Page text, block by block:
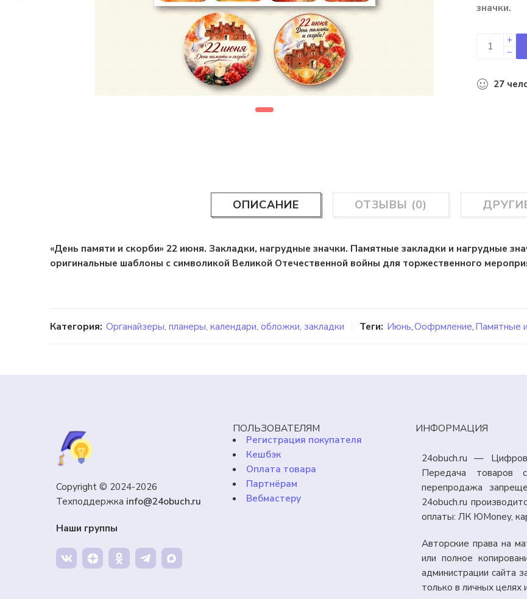
значки.
27
ОПИСАНИЕ ОТЗЫВЫ (0)
«День памяти и скорби» 22 июня. Закладки, нагрудные значки. Памятные закладки и нагрудные
оригинальные шаблоны с символикой Великой Отечественной войны для торжественного
Категория: Органайзеры, планеры, календари, обложки, закладки Теги: Июнь,Оофрмление,Памятные
Copyright © 2024-2026
Техподдержка info@24obuch.ru
Наши группы
ПОЛЬЗОВАТЕЛЯМ
Регистрация покупателя
Кешбэк
Оплата товара
Партнёрам
Вебмастеру
ИНФОРМАЦИЯ
24obuch.ru —
Передача товаров
перепродажа
24obuch.ru
оплаты: ЛК ЮMoney,
Авторские права на
или полное
администрации сайта
только в личных целях